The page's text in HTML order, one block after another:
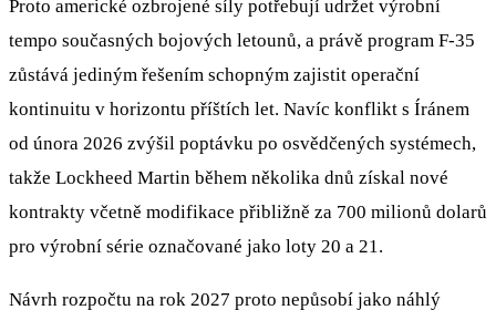
Proto americké ozbrojené síly potřebují udržet výrobní
tempo současných bojových letounů, a právě program F-35
zůstává jediným řešením schopným zajistit operační
kontinuitu v horizontu příštích let. Navíc konflikt s Íránem
od února 2026 zvýšil poptávku po osvědčených systémech,
takže Lockheed Martin během několika dnů získal nové
kontrakty včetně modifikace přibližně za 700 milionů dolarů
pro výrobní série označované jako loty 20 a 21.
Návrh rozpočtu na rok 2027 proto nepůsobí jako náhlý